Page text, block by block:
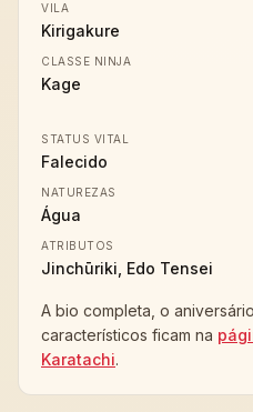
VILA
Kirigakure
CLASSE NINJA
Kage
STATUS VITAL
Falecido
NATUREZAS
Água
ATRIBUTOS
Jinchūriki, Edo Tensei
A bio completa, o
característicos ficam na
Karatachi.